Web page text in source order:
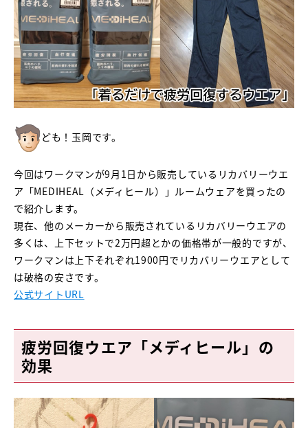
ども！玉岡です。
今回はワークマンが9月1日から販売しているリカバリーウエ
ア「MEDIHEAL（メディヒール）」ルームウェアを買ったの
で紹介します。
現在、他のメーカーから販売されているリカバリーウエアの
多くは、上下セットで2万円超とかの価格帯が一般的ですが、
ワークマンは上下それぞれ1900円でリカバリーウエアとして
は破格の安さです。
公式サイトURL
疲労回復ウエア「メディヒール」の
効果